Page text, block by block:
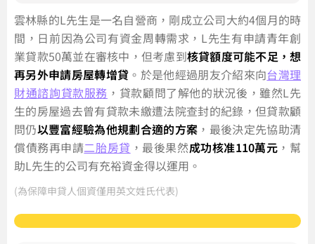
雲林縣的L先生是一名自營商，剛成立公司大約4個月的時
間，日前因為公司有資金周轉需求，L先生有申請青年創
業貸款50萬並在審核中，但考慮到核貸額度可能不足，想
再另外申請房屋轉增貸 。於是他經過朋友介紹來向台灣理
財通諮詢貸款服務 ，貸款顧問了解他的狀況後，雖然L先
生的房屋過去曾有貸款未繳遭法院查封的紀錄，但貸款顧
問仍以豐富經驗為他規劃合適的方案 ，最後決定先協助清
償債務再申請二胎房貸 ，最後果然成功核准110萬元 ，幫
助L先生的公司有充裕資金得以運用。
(為保障申貸人個資僅用英文姓氏代表)